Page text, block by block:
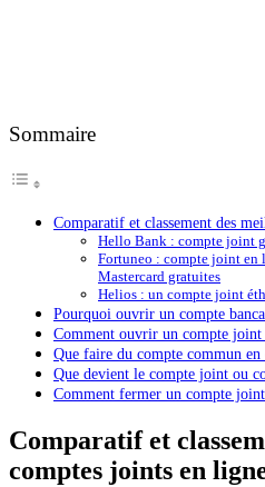
Sommaire
Comparatif et classement des
Hello Bank : compte joint
Fortuneo : compte joint en
Mastercard gratuites
Helios : un compte joint
Pourquoi ouvrir un compte
Comment ouvrir un compte joint
Que faire du compte commun en
Que devient le compte joint ou
Comment fermer un compte
Comparatif et
comptes joints en